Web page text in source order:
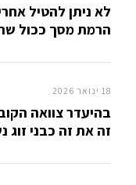
לא ניתן להטיל
הרמת מסך ככול
18 ינואר 2026
בהיעדר צוואה
זה את זה כבני זוג